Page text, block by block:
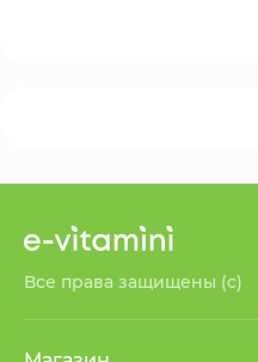
Все права защищены (с)